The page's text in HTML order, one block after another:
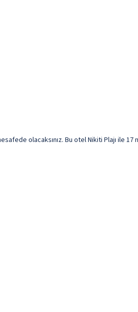
olacaksınız. Bu otel Nikiti Plajı ile 17